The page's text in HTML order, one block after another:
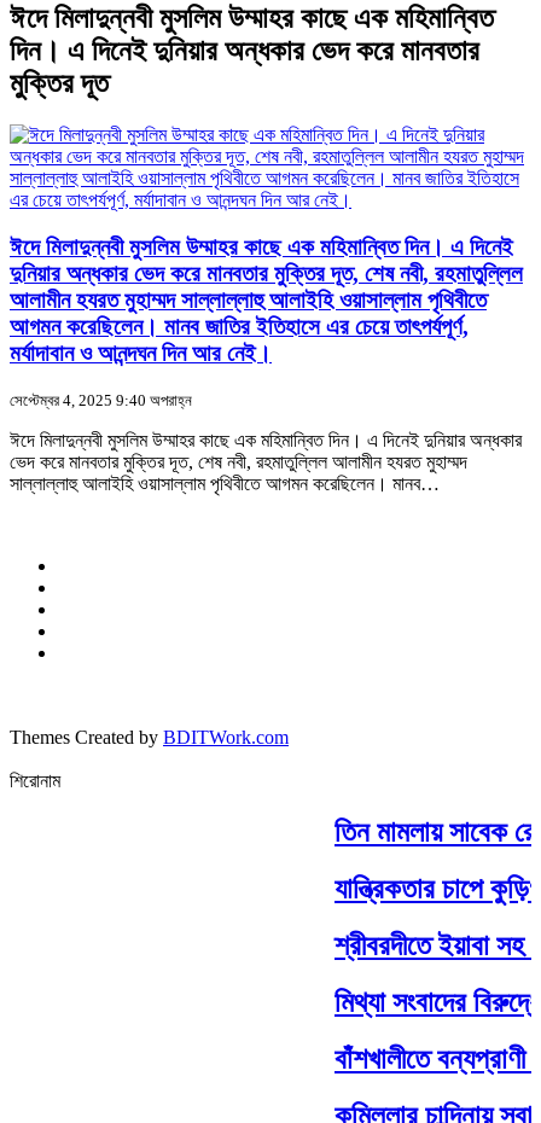
ঈদে মিলাদুন্নবী মুসলিম উম্মাহর কাছে এক মহিমান্বিত
দিন। এ দিনেই দুনিয়ার অন্ধকার ভেদ করে মানবতার
মুক্তির দূত
ঈদে মিলাদুন্নবী মুসলিম উম্মাহর কাছে এক মহিমান্বিত দিন। এ দিনেই
দুনিয়ার অন্ধকার ভেদ করে মানবতার মুক্তির দূত, শেষ নবী, রহমাতুল্লিল
আলামীন হযরত মুহাম্মদ সাল্লাল্লাহু আলাইহি ওয়াসাল্লাম পৃথিবীতে
আগমন করেছিলেন। মানব জাতির ইতিহাসে এর চেয়ে তাৎপর্যপূর্ণ,
মর্যাদাবান ও আনন্দঘন দিন আর নেই।
সেপ্টেম্বর 4, 2025 9:40 অপরাহ্ন
ঈদে মিলাদুন্নবী মুসলিম উম্মাহর কাছে এক মহিমান্বিত দিন। এ দিনেই দুনিয়ার অন্ধকার
ভেদ করে মানবতার মুক্তির দূত, শেষ নবী, রহমাতুল্লিল আলামীন হযরত মুহাম্মদ
সাল্লাল্লাহু আলাইহি ওয়াসাল্লাম পৃথিবীতে আগমন করেছিলেন। মানব…
Themes Created by BDITWork.com
শিরোনাম
তিন মামলায় সাবেক
যান্ত্রিকতার চাপে
শ্রীবরদীতে ইয়াবা
মিথ্যা সংবাদের
বাঁশখালীতে
কুমিল্লার চান্দিনায়